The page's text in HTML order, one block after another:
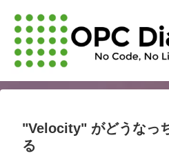
"Velocity" がどうなっ
る